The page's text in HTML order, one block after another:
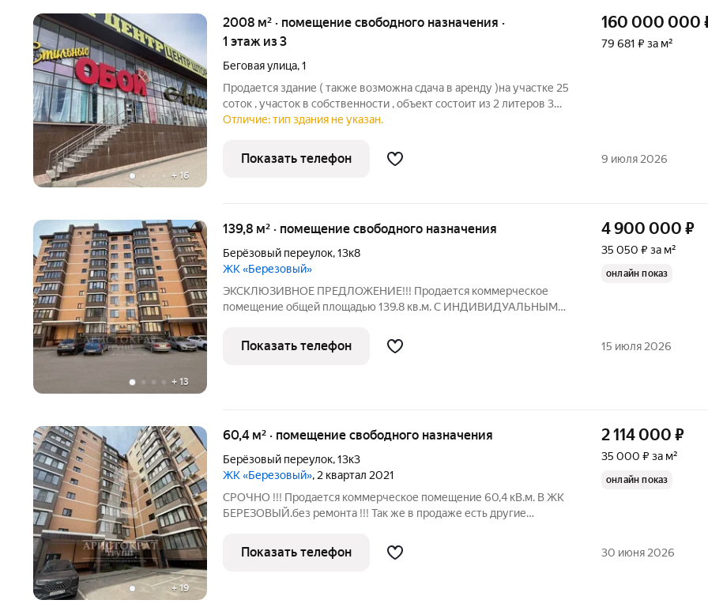
+ 16
2008 м² · помещение свободного назначения ·
1 этаж из 3
Беговая улица,1
Продается здание ( также возможна сдача в аренду )на участке 25
соток , участок в собственности , объект состоит из 2 литеров 3
этажа. Вся площадь помещения задействована без потерь . Сдан
160 000 000
79 681 ₽ за м²
Отличие: тип здания не указан.
Показать телефон 9 июля 2026
+ 13
139,8 м² · помещение свободного назначения
Берёзовый переулок,13к8
ЖК «Березовый»
ЭКСКЛЮЗИВНОЕ ПРЕДЛОЖЕНИЕ!!! Продается коммерческое
помещение общей площадью 139.8 кв.м. С ИНДИВИДУАЛЬНЫМ
электричество, канализация, отопление !!! Есть разные варианты
от 60 кв.м. !!! Помещение имеет
4 900 000 ₽
35 050 ₽ за м²
онлайн показ
Показать телефон 15 июля 2026
+ 19
60,4 м² · помещение свободного назначения
Берёзовый переулок,13к3
ЖК «Березовый», 2 квартал 2021
СРОЧНО !!! Продается коммерческое помещение 60,4 кВ.м. В ЖК
БЕРЕЗОВЫЙ.без ремонта !!! Так же в продаже есть другие
разных корпусах ЖК БЕРЕЗОВЫЙ!!! Помещение подвального типа
, вход между
2 114 000 ₽
35 000 ₽ за м²
онлайн показ
Показать телефон 30 июня 2026